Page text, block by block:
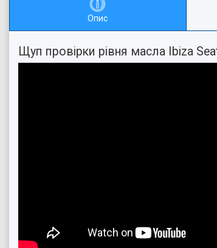
Опис
Щуп провірки рівня масла Ibiza